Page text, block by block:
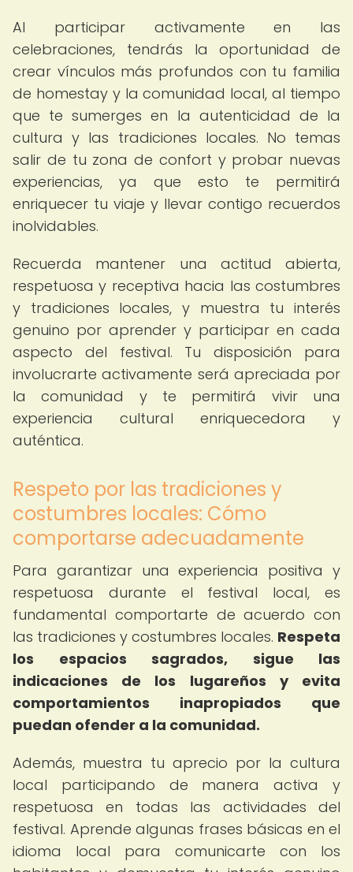
Al participar activamente en las
celebraciones, tendrás la oportunidad de
crear vínculos más profundos con tu familia
de homestay y la comunidad local, al tiempo
que te sumerges en la autenticidad de la
cultura y las tradiciones locales. No temas
salir de tu zona de confort y probar nuevas
experiencias, ya que esto te permitirá
enriquecer tu viaje y llevar contigo recuerdos
inolvidables.
Recuerda mantener una actitud abierta,
respetuosa y receptiva hacia las costumbres
y tradiciones locales, y muestra tu interés
genuino por aprender y participar en cada
aspecto del festival. Tu disposición para
involucrarte activamente será apreciada por
la comunidad y te permitirá vivir una
experiencia cultural enriquecedora y
auténtica.
Respeto por las tradiciones y
costumbres locales: Cómo
comportarse adecuadamente
Para garantizar una experiencia positiva y
respetuosa durante el festival local, es
fundamental comportarte de acuerdo con
las tradiciones y costumbres locales. Respeta
los espacios sagrados, sigue las
indicaciones de los lugareños y evita
comportamientos inapropiados que
puedan ofender a la comunidad.
Además, muestra tu aprecio por la cultura
local participando de manera activa y
respetuosa en todas las actividades del
festival. Aprende algunas frases básicas en el
idioma local para comunicarte con los